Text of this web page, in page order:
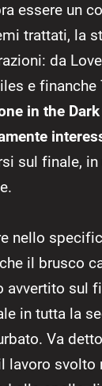
essere un
trattati, la
da
e finanche
in the
sul finale, in
nello
il brusco
avvertito sul
in tutta la
Va
lavoro svolto